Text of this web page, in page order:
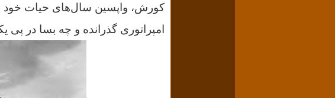
کورش، واپسین سال‌های حیات خود
امپراتوری گذرانده و چه بسا در پی